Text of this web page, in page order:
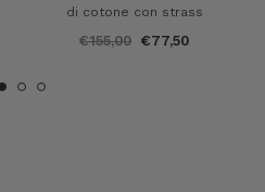
di cotone con strass
€155,00 €77,50